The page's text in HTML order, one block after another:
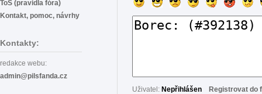
ToS (pravidla fóra)
Kontakt, pomoc, návrhy
Kontakty:
redakce webu:
admin@pilsfanda.cz
Uživatel: Nepřihlášen Registrovat do